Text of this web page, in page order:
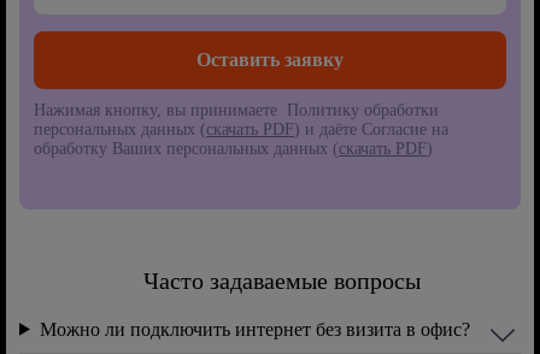
Нажимая кнопку, вы принимаете Политику обработки
персональных данных (скачать PDF) и даёте Согласие на
обработку Ваших персональных данных (скачать PDF)
Часто задаваемые вопросы
Можно ли подключить интернет без визита в офис?